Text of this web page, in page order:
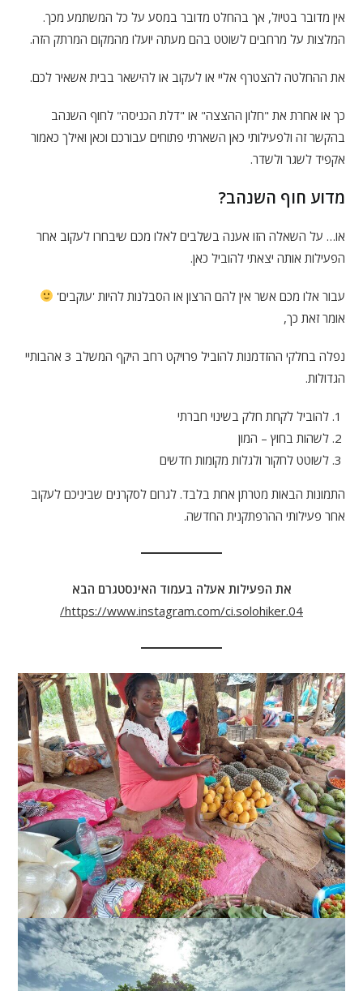
אין מדובר בטיול, אך בהחלט מדובר במסע על כל המשתמע מכך.
המלצות על מרחבים לשוטט בהם מעתה יועלו מהמקום המרתק הזה.
את ההחלטה להצטרף אליי או לעקוב או להישאר בבית אשאיר לכם.
כך או אחרת את "חלון ההצצה" או "דלת הכניסה" לחוף השנהב
בהקשר זה ולפעילותי כאן השארתי פתוחים עבורכם וכאן ואילך כאמור
אקפיד לשגר ולשדר.
מדוע חוף השנהב?
או… על השאלה הזו אענה בשלבים לאלו מכם שיבחרו לעקוב אחר
הפעילות אותה יצאתי להוביל כאן.
עבור אלו מכם אשר אין להם הרצון או הסבלנות להיות 'עוקבים'
אומר זאת כך,
נפלה בחלקי ההזדמנות להוביל פרויקט רחב היקף המשלב 3 אהבותיי
הגדולות.
להוביל לקחת חלק בשינוי חברתי
לשהות בחוץ – המון
לשוטט לחקור ולגלות מקומות חדשים
התמונות הבאות מטרתן אחת בלבד. לגרום לסקרנים שביניכם לעקוב
אחר פעילותי ההרפתקנית החדשה.
את הפעילות אעלה בעמוד האינסטגרם הבא
https://www.instagram.com/ci.solohiker.04/